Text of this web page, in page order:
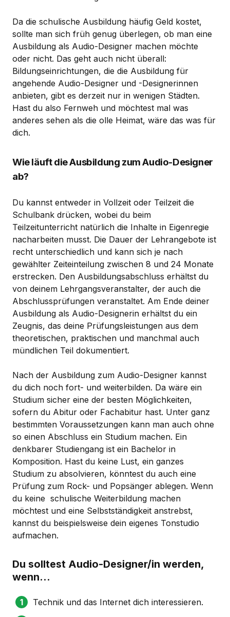
Da die schulische Ausbildung häufig Geld kostet,
sollte man sich früh genug überlegen, ob man eine
Ausbildung als Audio-Designer machen möchte
oder nicht. Das geht auch nicht überall:
Bildungseinrichtungen, die die Ausbildung für
angehende Audio-Designer und -Designerinnen
anbieten, gibt es derzeit nur in wenigen Städten.
Hast du also Fernweh und möchtest mal was
anderes sehen als die olle Heimat, wäre das was für
dich.
Wie läuft die Ausbildung zum Audio-Designer
ab?
Du kannst entweder in Vollzeit oder Teilzeit die
Schulbank drücken, wobei du beim
Teilzeitunterricht natürlich die Inhalte in Eigenregie
nacharbeiten musst. Die Dauer der Lehrangebote ist
recht unterschiedlich und kann sich je nach
gewählter Zeiteinteilung zwischen 8 und 24 Monate
erstrecken. Den Ausbildungsabschluss erhältst du
von deinem Lehrgangsveranstalter, der auch die
Abschlussprüfungen veranstaltet. Am Ende deiner
Ausbildung als Audio-Designerin erhältst du ein
Zeugnis, das deine Prüfungsleistungen aus dem
theoretischen, praktischen und manchmal auch
mündlichen Teil dokumentiert.
Nach der Ausbildung zum Audio-Designer kannst
du dich noch fort- und weiterbilden. Da wäre ein
Studium sicher eine der besten Möglichkeiten,
sofern du Abitur oder Fachabitur hast. Unter ganz
bestimmten Voraussetzungen kann man auch ohne
so einen Abschluss ein Studium machen. Ein
denkbarer Studiengang ist ein Bachelor in
Komposition. Hast du keine Lust, ein ganzes
Studium zu absolvieren, könntest du auch eine
Prüfung zum Rock- und Popsänger ablegen. Wenn
du keine schulische Weiterbildung machen
möchtest und eine Selbstständigkeit anstrebst,
kannst du beispielsweise dein eigenes Tonstudio
aufmachen.
Du solltest Audio-Designer/in werden,
wenn...
Technik und das Internet dich interessieren.